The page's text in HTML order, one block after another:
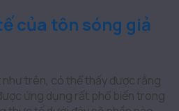
của tôn sóng giả
như trên, có thể thấy được rằng
ứng dụng rất phổ biến trong